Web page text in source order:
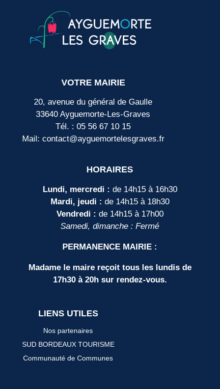
VOTRE MAIRIE
20, avenue du général de Gaulle
33640 Ayguemorte-Les-Graves
Tél. : 05 56 67 10 15
Mail: contact@ayguemortelesgraves.fr
HORAIRES
Lundi, mercredi : de 14h15 à 16h30
Mardi, jeudi : de 14h15 à 18h30
Vendredi : de 14h15 à 17h00
Samedi, dimanche : Fermé
PERMANENCE MAIRIE :
Madame le maire reçoit tous les lundis de
17h30 à 20h sur rendez-vous.
LIENS UTILES
Nos partenaires
SUD BORDEAUX TOURISME
Communauté de Communes